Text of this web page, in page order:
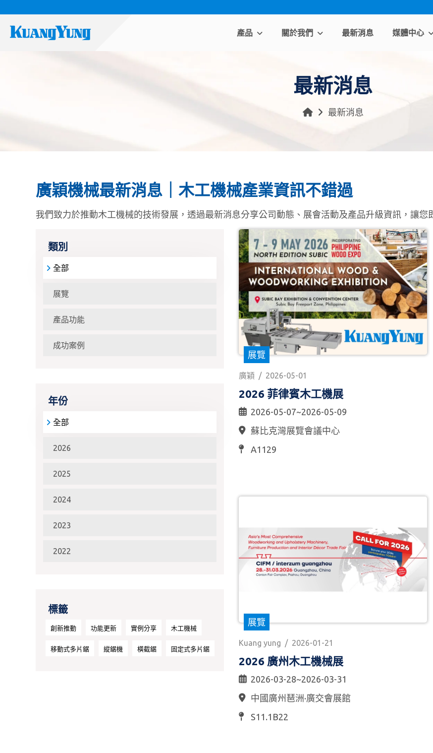
產品 關於我們 最新消息 媒體中心
最新消息
最新消息
廣穎機械最新消息｜木工機械產業資訊不錯過
我們致力於推動木工機械的技術發展，透過最新消息分享公司動態、展會活動及產品升級資訊，讓您
展覽
廣穎 / 2026-05-01
2026 菲律賓木工機展
2026-05-07~2026-05-09
蘇比克灣展覽會議中心
A1129
展覽
Kuang yung / 2026-01-21
2026 廣州木工機械展
2026-03-28~2026-03-31
中國廣州琶洲·廣交會展館
S11.1B22
類別
全部
展覽
產品功能
成功案例
年份
全部
2026
2025
2024
2023
2022
標籤
創新推動 功能更新 實例分享 木工機械
移動式多片鋸 縱鋸機 橫截鋸 固定式多片鋸